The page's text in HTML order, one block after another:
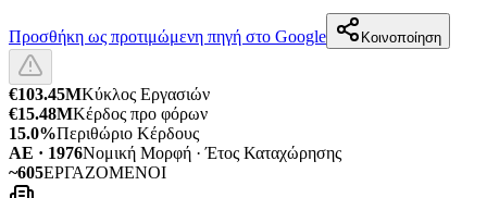
Προσθήκη ως προτιμώμενη πηγή στο Google Κοινοποίηση
€103.45MΚύκλος Εργασιών
€15.48MΚέρδος προ φόρων
15.0%Περιθώριο Κέρδους
ΑΕ · 1976Νομική Μορφή · Έτος Καταχώρησης
~605ΕΡΓΑΖΟΜΕΝΟΙ